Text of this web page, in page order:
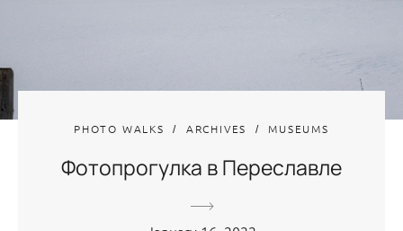
PHOTO WALKS ARCHIVES MUSEUMS
Фотопрогулка в Переславле